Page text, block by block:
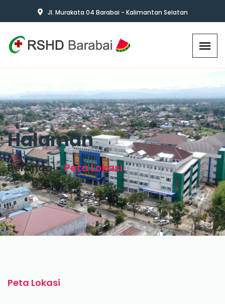
Jl. Murakata 04 Barabai - Kalimantan Selatan
Halaman
Beranda Peta Lokasi
Peta Lokasi